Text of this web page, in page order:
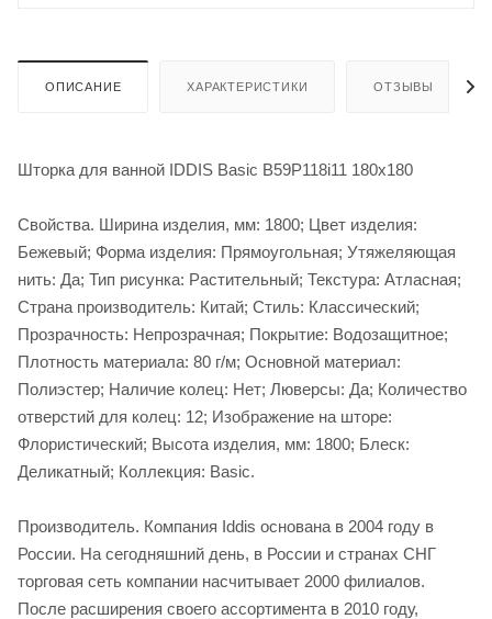
ОПИСАНИЕ ХАРАКТЕРИСТИКИ ОТЗЫВЫ
Шторка для ванной IDDIS Basic B59P118i11 180х180
Свойства. Ширина изделия, мм: 1800; Цвет изделия:
Бежевый; Форма изделия: Прямоугольная; Утяжеляющая
нить: Да; Тип рисунка: Растительный; Текстура: Атласная;
Страна производитель: Китай; Стиль: Классический;
Прозрачность: Непрозрачная; Покрытие: Водозащитное;
Плотность материала: 80 г/м; Основной материал:
Полиэстер; Наличие колец: Нет; Люверсы: Да; Количество
отверстий для колец: 12; Изображение на шторе:
Флористический; Высота изделия, мм: 1800; Блеск:
Деликатный; Коллекция: Basic.
Производитель. Компания Iddis основана в 2004 году в
России. На сегодняшний день, в России и странах СНГ
торговая сеть компании насчитывает 2000 филиалов.
После расширения своего ассортимента в 2010 году,